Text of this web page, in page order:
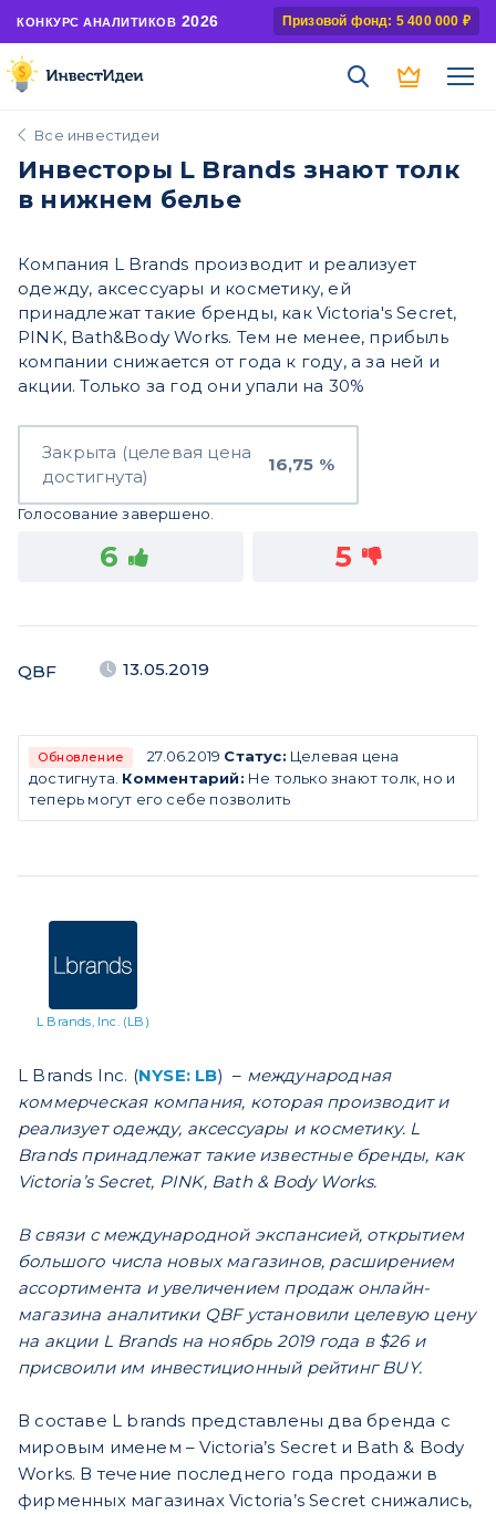
КОНКУРС АНАЛИТИКОВ 2026 Призовой фонд: 5 400 000 ₽
Все инвестидеи
Инвесторы L Brands знают толк
в нижнем белье
Компания L Brands производит и реализует
одежду, аксессуары и косметику, ей
принадлежат такие бренды, как Victoria's Secret,
PINK, Bath&Body Works. Тем не менее, прибыль
компании снижается от года к году, а за ней и
акции. Только за год они упали на 30%
Закрыта (целевая цена
достигнута)
16,75 %
Голосование завершено.
6 5
QBF 13.05.2019
Обновление 27.06.2019 Статус: Целевая цена
достигнута. Комментарий: Не только знают толк, но и
теперь могут его себе позволить
L Brands, Inc. (LB)
L Brands Inc. (NYSE: LB) – международная
коммерческая компания, которая производит и
реализует одежду, аксессуары и косметику. L
Brands принадлежат такие известные бренды, как
Victoria’s Secret, PINK, Bath & Body Works.
В связи с международной экспансией, открытием
большого числа новых магазинов, расширением
ассортимента и увеличением продаж онлайн-
магазина аналитики QBF установили целевую цену
на акции L Brands на ноябрь 2019 года в $26 и
присвоили им инвестиционный рейтинг BUY.
В составе L brands представлены два бренда с
мировым именем – Victoria’s Secret и Bath & Body
Works. В течение последнего года продажи в
фирменных магазинах Victoria’s Secret снижались,